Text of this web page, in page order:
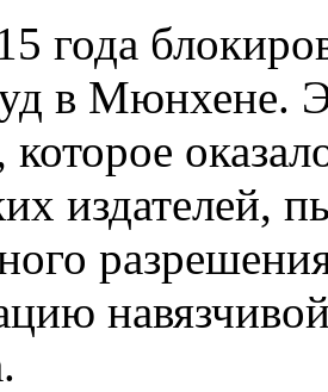
года
в Мюнхене.
которое
издателей,